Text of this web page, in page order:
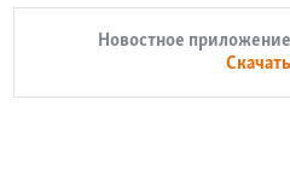
Новостное
Скачать